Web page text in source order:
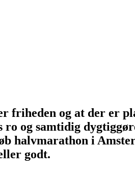
og at der er
og samtidig
halvmarathon i
godt.